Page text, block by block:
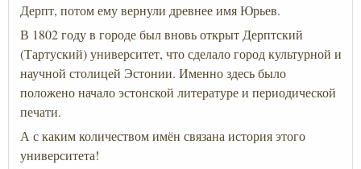
Дерпт, потом ему вернули древнее имя Юрьев.
В 1802 году в городе был вновь открыт Дерптский
(Тартуский) университет, что сделало город культурной и
научной столицей Эстонии. Именно здесь было
положено начало эстонской литературе и периодической
печати.
А с каким количеством имён связана история этого
университета!